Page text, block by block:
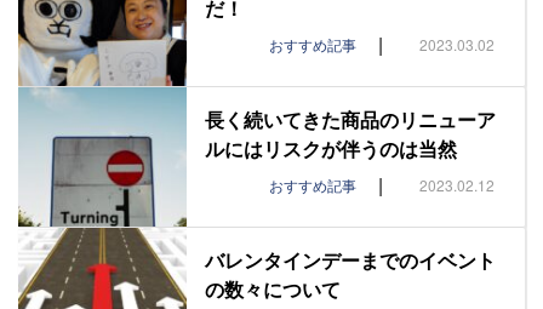
だ！
おすすめ記事 | 2023.03.02
長く続いてきた商品のリニューア
ルにはリスクが伴うのは当然
おすすめ記事 | 2023.02.12
バレンタインデーまでのイベント
の数々について